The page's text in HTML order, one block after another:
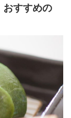
おすすめの